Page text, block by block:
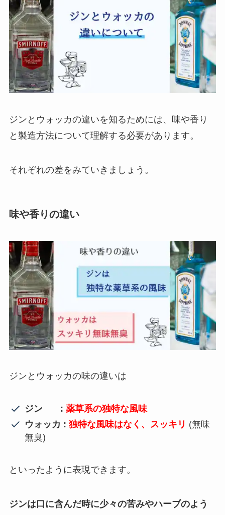
ジンとウォッカの違いを知るためには、味や香り
と製造方法について理解する必要があります。
それぞれの差をみていきましょう。
味や香りの違い
ジンとウォッカの味の違いは
ジン :薬草系の独特な風味
ウォッカ :独特な風味はなく、スッキリ (無味
無臭)
といったように表現できます。
ジンは口に含んだ時に少々の苦みやハーブのよう